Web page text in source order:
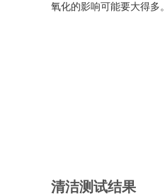
氧化的影响可能要大得多。
清洁测试结果